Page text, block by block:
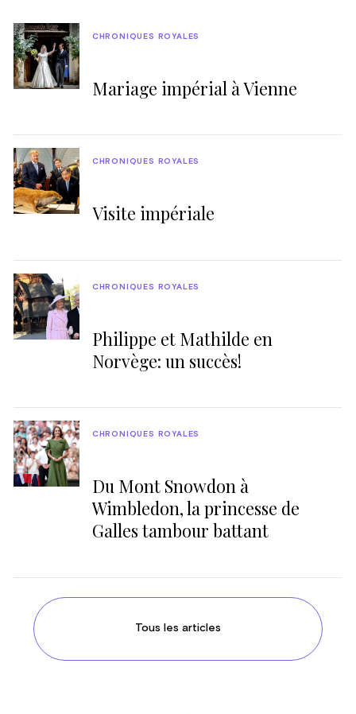
Mariage impérial à Vienne
CHRONIQUES ROYALES
Visite impériale
CHRONIQUES ROYALES
Philippe et Mathilde en
Norvège: un succès!
CHRONIQUES ROYALES
Du Mont Snowdon à
Wimbledon, la princesse de
Galles tambour battant
CHRONIQUES ROYALES
Tous les articles